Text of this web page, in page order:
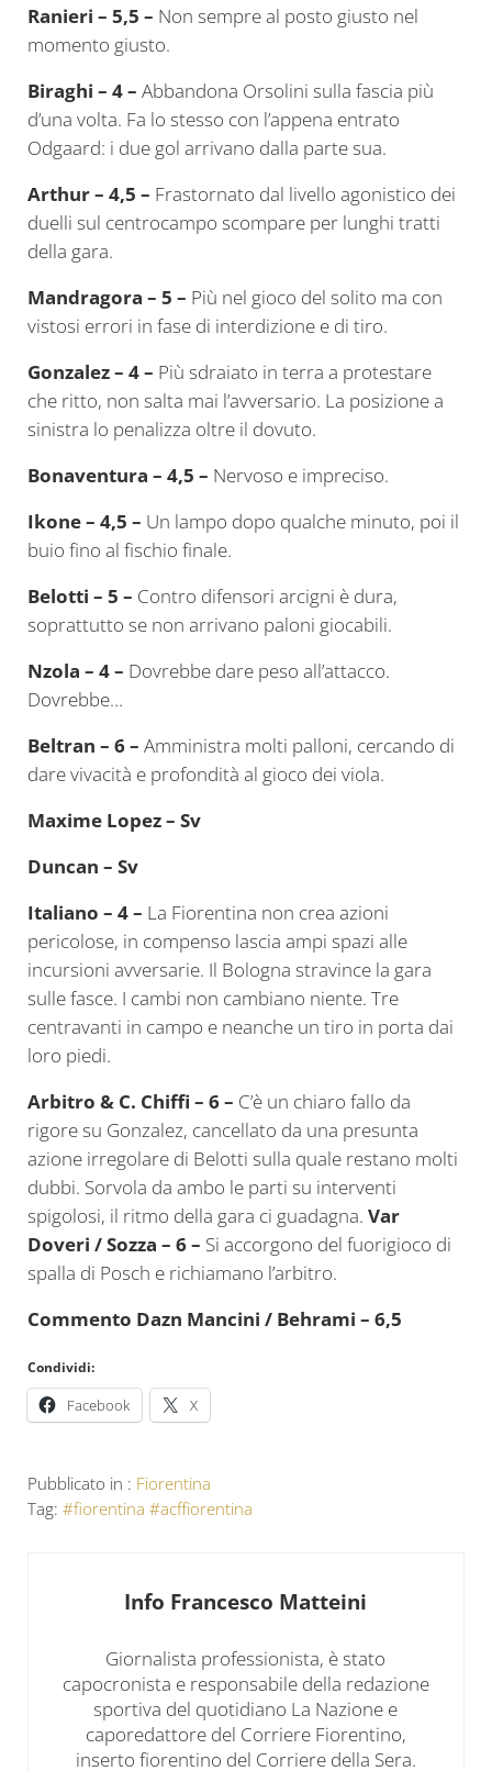
Ranieri – 5,5 – Non sempre al posto giusto nel
momento giusto.
Biraghi – 4 – Abbandona Orsolini sulla fascia più
d’una volta. Fa lo stesso con l’appena entrato
Odgaard: i due gol arrivano dalla parte sua.
Arthur – 4,5 – Frastornato dal livello agonistico dei
duelli sul centrocampo scompare per lunghi tratti
della gara.
Mandragora – 5 – Più nel gioco del solito ma con
vistosi errori in fase di interdizione e di tiro.
Gonzalez – 4 – Più sdraiato in terra a protestare
che ritto, non salta mai l’avversario. La posizione a
sinistra lo penalizza oltre il dovuto.
Bonaventura – 4,5 – Nervoso e impreciso.
Ikone – 4,5 – Un lampo dopo qualche minuto, poi il
buio fino al fischio finale.
Belotti – 5 – Contro difensori arcigni è dura,
soprattutto se non arrivano paloni giocabili.
Nzola – 4 – Dovrebbe dare peso all’attacco.
Dovrebbe…
Beltran – 6 – Amministra molti palloni, cercando di
dare vivacità e profondità al gioco dei viola.
Maxime Lopez – Sv
Duncan – Sv
Italiano – 4 – La Fiorentina non crea azioni
pericolose, in compenso lascia ampi spazi alle
incursioni avversarie. Il Bologna stravince la gara
sulle fasce. I cambi non cambiano niente. Tre
centravanti in campo e neanche un tiro in porta dai
loro piedi.
Arbitro & C. Chiffi – 6 – C’è un chiaro fallo da
rigore su Gonzalez, cancellato da una presunta
azione irregolare di Belotti sulla quale restano molti
dubbi. Sorvola da ambo le parti su interventi
spigolosi, il ritmo della gara ci guadagna. Var
Doveri / Sozza – 6 – Si accorgono del fuorigioco di
spalla di Posch e richiamano l’arbitro.
Commento Dazn Mancini / Behrami – 6,5
Condividi:
Facebook X
Pubblicato in : Fiorentina
Tag: #fiorentina #acffiorentina
Info Francesco Matteini
Giornalista professionista, è stato
capocronista e responsabile della redazione
sportiva del quotidiano La Nazione e
caporedattore del Corriere Fiorentino,
inserto fiorentino del Corriere della Sera.